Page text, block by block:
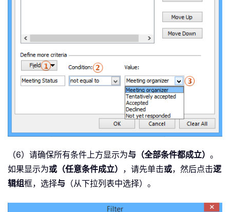
（6）请确保所有条件上方显示为与（全部条件都成立） 。
如果显示为或（任意条件成立） ，请先单击或，然后点击逻
辑组框，选择与 （从下拉列表中选择）。